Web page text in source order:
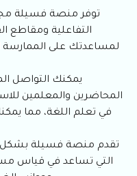
توفر منصة فسيلة
التفاعلية ومقاطع
لمساعدتك على الممارسة
يمكنك التواصل
المحاضرين والمعلمين
في تعلم اللغة، مما
تقدم منصة فسيلة بشكل
التي تساعد في قياس